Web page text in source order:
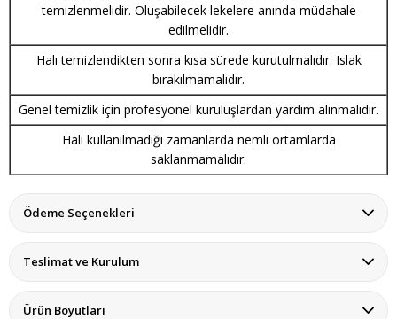
temizlenmelidir. Oluşabilecek lekelere anında müdahale
edilmelidir.
Halı temizlendikten sonra kısa sürede kurutulmalıdır. Islak
bırakılmamalıdır.
Genel temizlik için profesyonel kuruluşlardan yardım alınmalıdır.
Halı kullanılmadığı zamanlarda nemli ortamlarda
saklanmamalıdır.
Ödeme Seçenekleri
Teslimat ve Kurulum
Ürün Boyutları